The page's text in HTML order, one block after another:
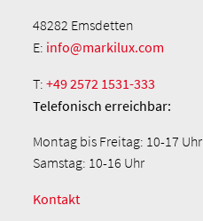
48282 Emsdetten
E: info@markilux.com
T:+49 2572 1531-333
Telefonisch erreichbar:
Montag bis Freitag: 10-17 Uhr
Samstag: 10-16 Uhr
Kontakt